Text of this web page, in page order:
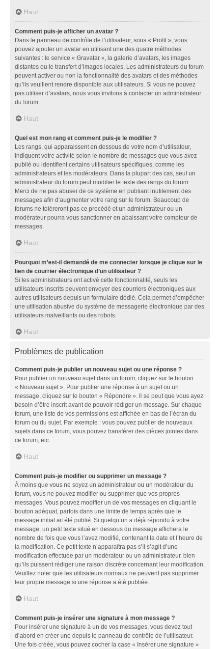
Haut
Comment puis-je afficher un avatar ?
Dans le panneau de contrôle de l’utilisateur, sous « Profil », vous
pouvez ajouter un avatar en utilisant une des quatre méthodes
suivantes : le service « Gravatar », la galerie d’avatars, les images
distantes ou le transfert d’images locales. Les administrateurs du forum
peuvent activer ou non la fonctionnalité des avatars et des méthodes
qu’ils veuillent rendre disponible aux utilisateurs. Si vous ne pouvez
pas utiliser d’avatars, nous vous invitons à contacter un administrateur
du forum.
Haut
Quel est mon rang et comment puis-je le modifier ?
Les rangs, qui apparaissent en dessous de votre nom d’utilisateur,
indiquent votre activité selon le nombre de messages que vous avez
publié ou identifient certains utilisateurs spécifiques, comme les
administrateurs et les modérateurs. Dans la plupart des cas, seul un
administrateur du forum peut modifier le texte des rangs du forum.
Merci de ne pas abuser de ce système en publiant inutilement des
messages afin d’augmenter votre rang sur le forum. Beaucoup de
forums ne toléreront pas ce procédé et un administrateur ou un
modérateur pourra vous sanctionner en abaissant votre compteur de
messages.
Haut
Pourquoi m’est-il demandé de me connecter lorsque je clique sur le
lien de courrier électronique d’un utilisateur ?
Si les administrateurs ont activé cette fonctionnalité, seuls les
utilisateurs inscrits peuvent envoyer des courriers électroniques aux
autres utilisateurs depuis un formulaire dédié. Cela permet d’empêcher
une utilisation abusive du système de messagerie électronique par des
utilisateurs malveillants ou des robots.
Haut
Problèmes de publication
Comment puis-je publier un nouveau sujet ou une réponse ?
Pour publier un nouveau sujet dans un forum, cliquez sur le bouton
« Nouveau sujet ». Pour publier une réponse à un sujet ou un
message, cliquez sur le bouton « Répondre ». Il se peut que vous ayez
besoin d’être inscrit avant de pouvoir rédiger un message. Sur chaque
forum, une liste de vos permissions est affichée en bas de l’écran du
forum ou du sujet. Par exemple : vous pouvez publier de nouveaux
sujets dans ce forum, vous pouvez transférer des pièces jointes dans
ce forum, etc.
Haut
Comment puis-je modifier ou supprimer un message ?
À moins que vous ne soyez un administrateur ou un modérateur du
forum, vous ne pouvez modifier ou supprimer que vos propres
messages. Vous pouvez modifier un de vos messages en cliquant le
bouton adéquat, parfois dans une limite de temps après que le
message initial ait été publié. Si quelqu’un a déjà répondu à votre
message, un petit texte situé en dessous du message affichera le
nombre de fois que vous l’avez modifié, contenant la date et l’heure de
la modification. Ce petit texte n’apparaîtra pas s’il s’agit d’une
modification effectuée par un modérateur ou un administrateur, bien
qu’ils puissent rédiger une raison discrète concernant leur modification.
Veuillez noter que les utilisateurs normaux ne peuvent pas supprimer
leur propre message si une réponse a été publiée.
Haut
Comment puis-je insérer une signature à mon message ?
Pour insérer une signature à un de vos messages, vous devez tout
d’abord en créer une depuis le panneau de contrôle de l’utilisateur.
Une fois créée, vous pouvez cocher la case « Insérer une signature »